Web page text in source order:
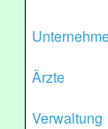
Ärzte
Verwaltung